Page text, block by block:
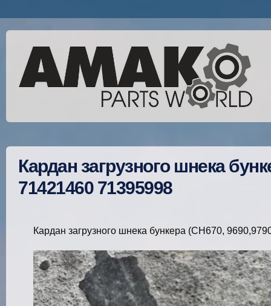
Кардан загрузного шнека
71421460 71395998
Кардан загрузного шнека бункера (CH670,